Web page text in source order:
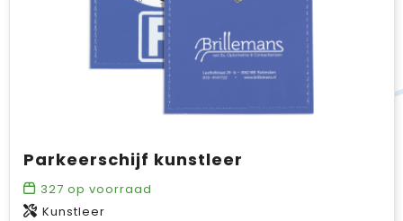
Parkeerschijf kunstleer
327 op voorraad
Kunstleer